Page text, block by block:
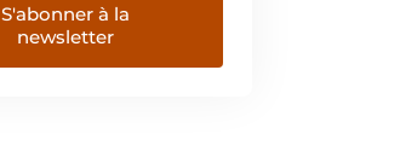
S'abonner à la
newsletter